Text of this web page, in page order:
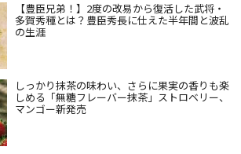
【豊臣兄弟！】2度の改易から復活した武将・
多賀秀種とは？豊臣秀長に仕えた半年間と波乱
の生涯
しっかり抹茶の味わい、さらに果実の香りも楽
しめる「無糖フレーバー抹茶」ストロベリー、
マンゴー新発売